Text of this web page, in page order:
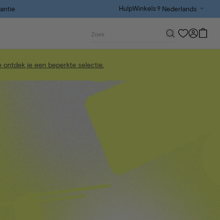
HulpWinkels
je een beperkte selectie.